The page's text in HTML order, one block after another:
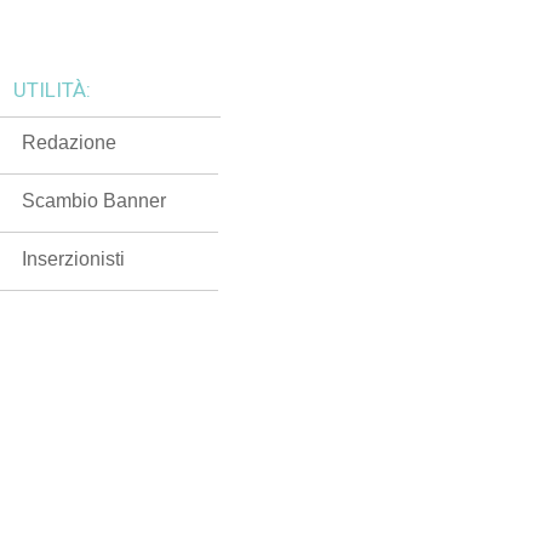
UTILITÀ:
Redazione
Scambio Banner
Inserzionisti